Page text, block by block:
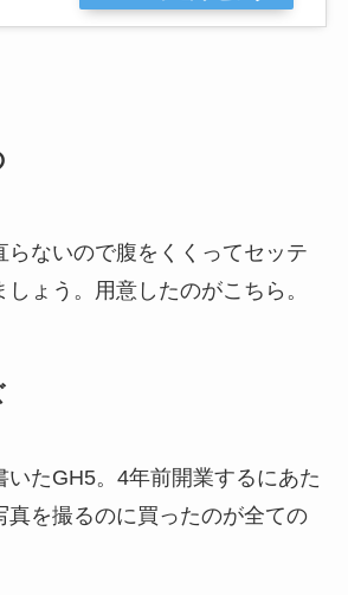
らないので腹をくくってセッテ
しょう。用意したのがこちら。
いたGH5。4年前開業するにあた
真を撮るのに買ったのが全ての